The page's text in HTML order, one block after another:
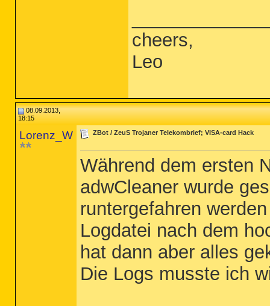
cheers,
Leo
08.09.2013,
18:15
Lorenz_W ZBot / ZeuS Trojaner Telekombrief; VISA-card Hack
Während dem ersten
adwCleaner wurde
runtergefahren
Logdatei nach dem
hat dann aber alles
Die Logs musste ich